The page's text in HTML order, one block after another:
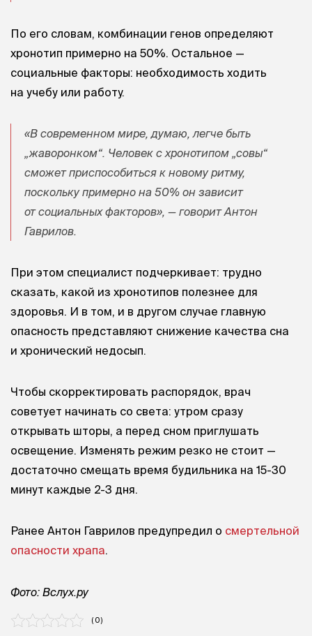
По его словам, комбинации генов определяют
хронотип примерно на 50%. Остальное —
социальные факторы: необходимость ходить
на учебу или работу.
«В современном мире, думаю, легче быть
„жаворонком“. Человек с хронотипом „совы“
сможет приспособиться к новому ритму,
поскольку примерно на 50% он зависит
от социальных факторов», — говорит Антон
Гаврилов.
При этом специалист подчеркивает: трудно
сказать, какой из хронотипов полезнее для
здоровья. И в том, и в другом случае главную
опасность представляют снижение качества сна
и хронический недосып.
Чтобы скорректировать распорядок, врач
советует начинать со света: утром сразу
открывать шторы, а перед сном приглушать
освещение. Изменять режим резко не стоит —
достаточно смещать время будильника на 15-30
минут каждые 2-3 дня.
Ранее Антон Гаврилов предупредил о смертельной
опасности храпа.
Фото: Вслух.ру
( 0 )